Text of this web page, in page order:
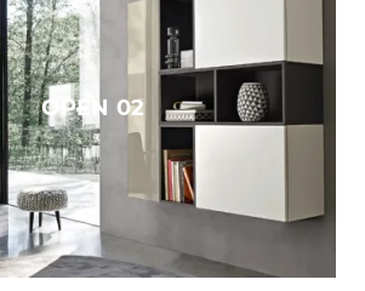
OPEN 02